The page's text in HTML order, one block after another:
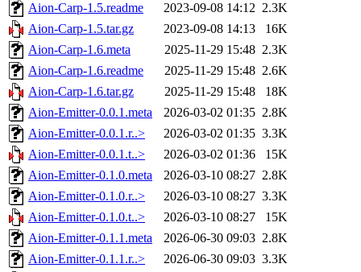
Aion-Carp-1.5.readme
2023-09-08 14:12 2.3K
Aion-Carp-1.5.tar.gz
2023-09-08 14:13
16K
Aion-Carp-1.6.meta
2025-11-29 15:48 2.3K
Aion-Carp-1.6.readme
2025-11-29 15:48 2.6K
Aion-Carp-1.6.tar.gz
2025-11-29 15:48
18K
Aion-Emitter-0.0.1.meta
2026-03-02 01:35 2.8K
Aion-Emitter-0.0.1.r..>
2026-03-02 01:35 3.3K
Aion-Emitter-0.0.1.t..>
2026-03-02 01:36
15K
Aion-Emitter-0.1.0.meta
2026-03-10 08:27 2.8K
Aion-Emitter-0.1.0.r..>
2026-03-10 08:27 3.3K
Aion-Emitter-0.1.0.t..>
2026-03-10 08:27
15K
Aion-Emitter-0.1.1.meta
2026-06-30 09:03 2.8K
Aion-Emitter-0.1.1.r..>
2026-06-30 09:03 3.3K